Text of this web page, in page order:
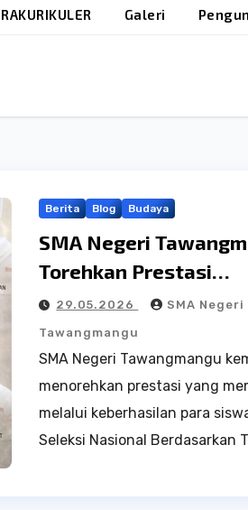
Galeri
Berita Blog Budaya
SMA Negeri
Torehkan Prestasi
Membanggakan di
29.05.2026 SMA Negeri
Tawangmangu
SMA Negeri Tawangmangu
menorehkan prestasi yang
melalui keberhasilan para
Seleksi Nasional Berdasarkan